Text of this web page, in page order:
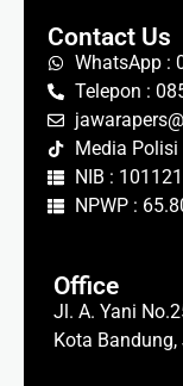
Contact Us
WhatsApp :
Telepon :
Media
NIB :
NPWP :
Office
Jl. A. Yani
Kota